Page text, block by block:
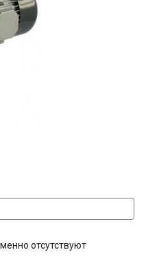
отсутствуют